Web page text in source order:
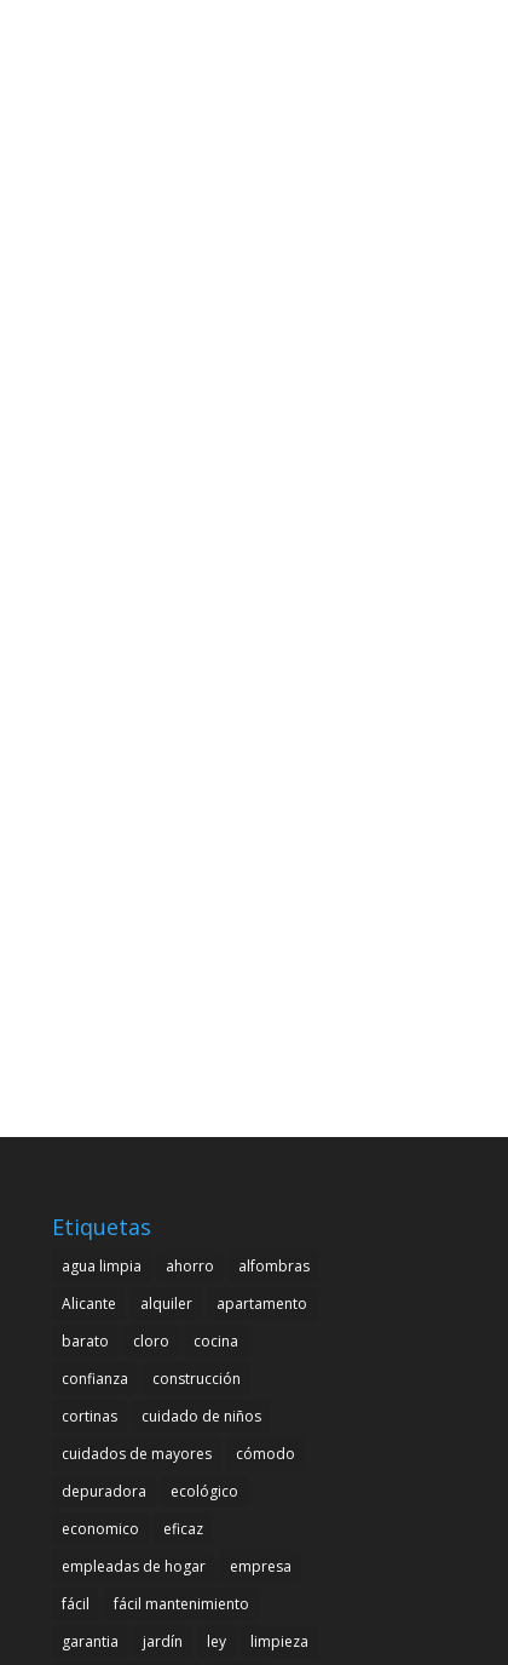
Etiquetas
agua limpia ahorro
alfombras
Alicante
alquiler
apartamento
barato
cloro
cocina
confianza
construcción
cortinas
cuidado de niños
cuidados de mayores
cómodo
depuradora
ecológico
economico
eficaz
empleadas de hogar
empresa
fácil
fácil mantenimiento
garantia
jardín ley limpieza